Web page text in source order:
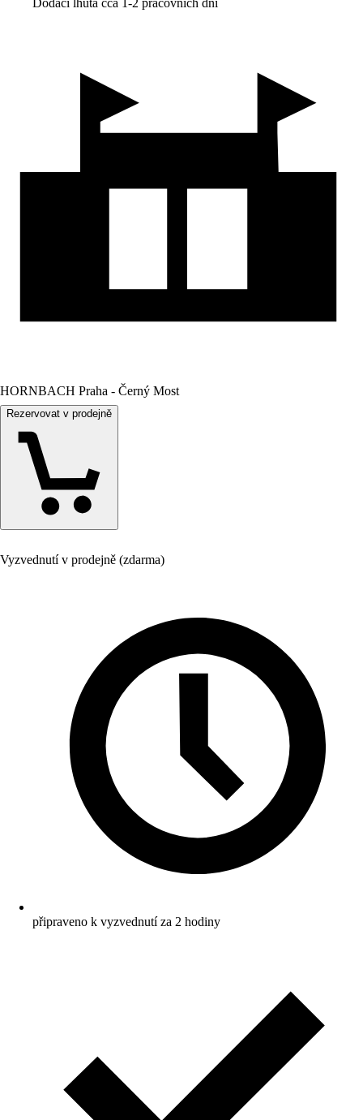
Dodací lhůta cca 1-2 pracovních dní
HORNBACH Praha - Černý Most
Rezervovat v prodejně
Vyzvednutí v prodejně (zdarma)
připraveno k vyzvednutí za 2 hodiny